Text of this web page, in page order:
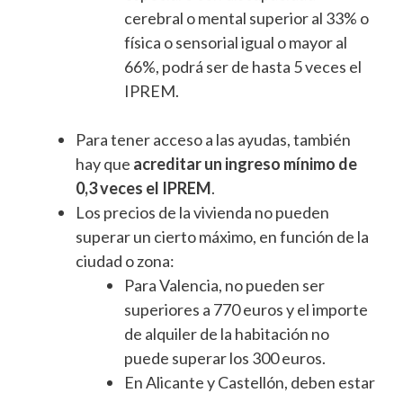
cerebral o mental superior al 33% o
física o sensorial igual o mayor al
66%, podrá ser de hasta 5 veces el
IPREM.
Para tener acceso a las ayudas, también
hay que acreditar un ingreso mínimo de
0,3 veces el IPREM.
Los precios de la vivienda no pueden
superar un cierto máximo, en función de la
ciudad o zona:
Para Valencia, no pueden ser
superiores a 770 euros y el importe
de alquiler de la habitación no
puede superar los 300 euros.
En Alicante y Castellón, deben estar